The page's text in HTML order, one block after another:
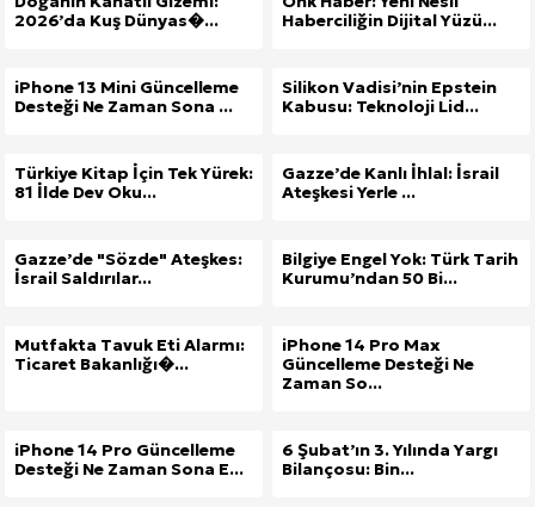
2026’da Kuş Dünyas�...
Haberciliğin Dijital Yüzü...
iPhone 13 Mini Güncelleme
Desteği Ne Zaman Sona ...
Silikon Vadisi’nin Epstein
Kabusu: Teknoloji Lid...
Türkiye Kitap İçin Tek Yürek:
81 İlde Dev Oku...
Gazze’de Kanlı İhlal: İsrail
Ateşkesi Yerle ...
Gazze’de "Sözde" Ateşkes:
İsrail Saldırılar...
Bilgiye Engel Yok: Türk Tarih
Kurumu’ndan 50 Bi...
Mutfakta Tavuk Eti Alarmı:
Ticaret Bakanlığı�...
iPhone 14 Pro Max
Güncelleme Desteği Ne
Zaman So...
iPhone 14 Pro Güncelleme
Desteği Ne Zaman Sona E...
6 Şubat’ın 3. Yılında Yargı
Bilançosu: Bin...